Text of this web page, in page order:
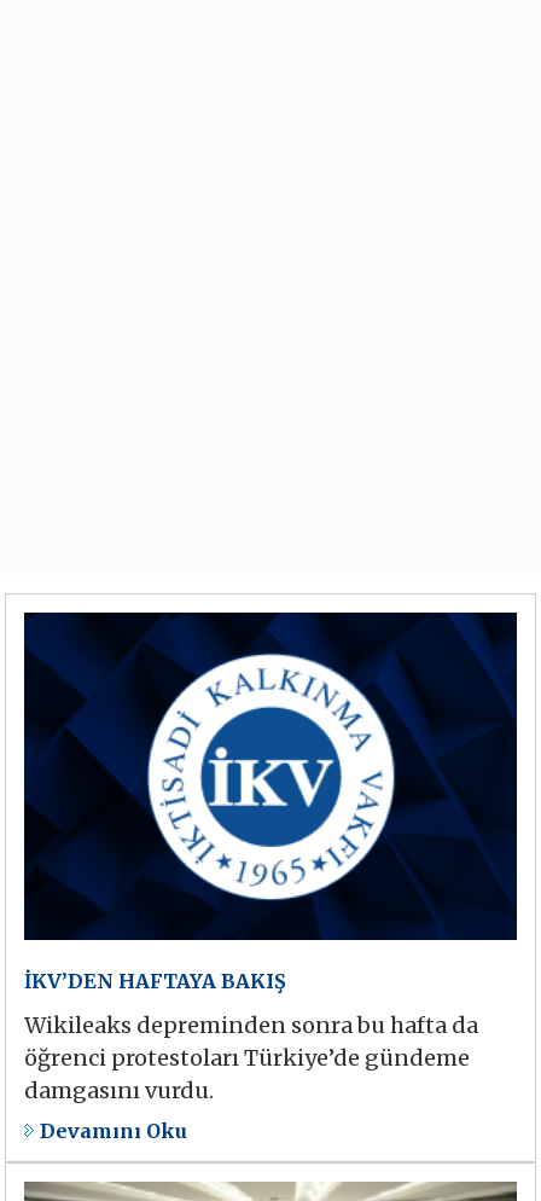
İKV’DEN HAFTAYA BAKIŞ
Wikileaks depreminden sonra bu hafta da
öğrenci protestoları Türkiye’de gündeme
damgasını vurdu.
Devamını Oku